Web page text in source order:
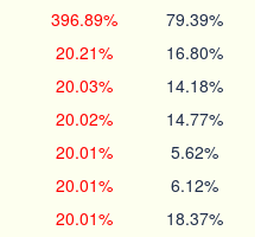
396.89% 79.39%
20.21% 16.80%
20.03% 14.18%
20.02% 14.77%
20.01% 5.62%
20.01% 6.12%
20.01% 18.37%